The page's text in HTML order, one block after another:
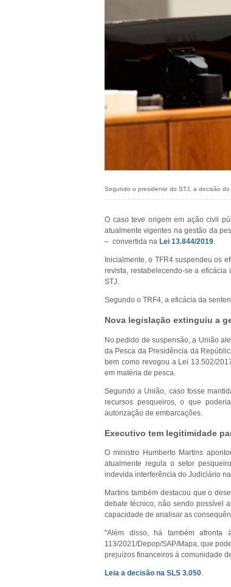
Segundo o presidente do STJ, a decisão
O caso teve origem em ação civil
atualmente vigentes na gestão da
– convertida na Lei 13.844/2019.
Inicialmente, o TFR4 suspendeu os
revista, restabelecendo-se a
STJ.
Segundo o TRF4, a eficácia da
Nova legislação extinguiu a
No pedido de suspensão, a União
da Pesca da Presidência da
bem como revogou a Lei 13.502/
em matéria de pesca.
Segundo a União, caso fosse
recursos pesqueiros, o que
autorização de embarcações.
Executivo tem legitimidade
O ministro Humberto Martins
atualmente regula o setor
indevida interferência do Judiciário
Martins também destacou que o
debate técnico, não sendo possível
capacidade de analisar as
"Além disso, há também afronta
113/2021/Depop/SAP/Mapa, que
prejuízos financeiros à comunidade
Leia a decisão na SLS 3.050.